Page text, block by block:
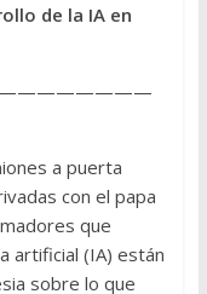
de la IA en
a puerta
con el papa
que
artificial (IA) están
sobre lo que